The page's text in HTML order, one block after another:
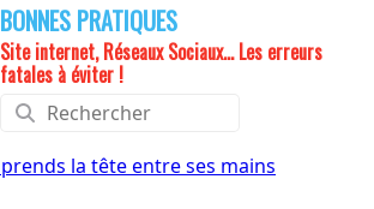
BONNES PRATIQUES
Site internet, Réseaux Sociaux... Les erreurs
fatales à éviter !